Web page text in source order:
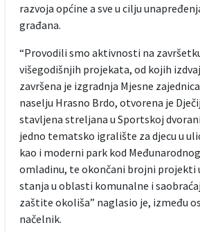
razvoja općine a sve u cilju
građana.
“Provodili smo aktivnosti na
višegodišnjih projekata, od kojih
završena je izgradnja Mjesne
naselju Hrasno Brdo, otvorena je
stavljena streljana u Sportskoj
jedno tematsko igralište za djecu u
kao i moderni park kod
omladinu, te okončani brojni projekti
stanja u oblasti komunalne i
zaštite okoliša” naglasio je, između
načelnik.